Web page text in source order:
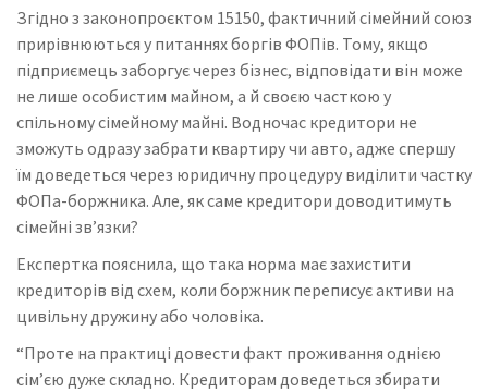
Згідно з законопроєктом 15150, фактичний сімейний союз
прирівнюються у питаннях боргів ФОПів. Тому, якщо
підприємець заборгує через бізнес, відповідати він може
не лише особистим майном, а й своєю часткою у
спільному сімейному майні. Водночас кредитори не
зможуть одразу забрати квартиру чи авто, адже спершу
їм доведеться через юридичну процедуру виділити частку
ФОПа-боржника. Але, як саме кредитори доводитимуть
сімейні зв’язки?
Експертка пояснила, що така норма має захистити
кредиторів від схем, коли боржник переписує активи на
цивільну дружину або чоловіка.
“Проте на практиці довести факт проживання однією
сім’єю дуже складно. Кредиторам доведеться збирати